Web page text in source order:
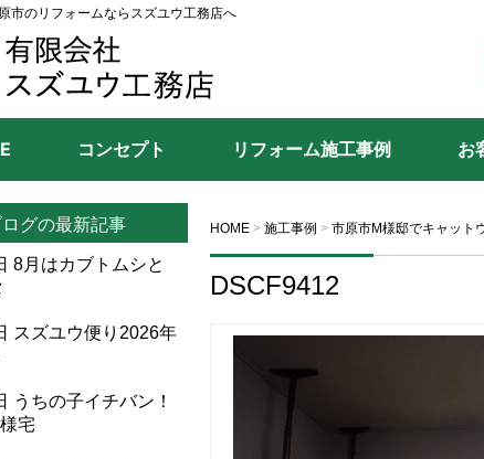
市のリフォームならスズユウ工務店へ
コンセプト リフォーム施工事例 お
HOME > 施工事例 > 市原市M様邸でキャット
DSCF9412
ログの最新記事
8月はカブトムシと
スズユウ便り2026年
うちの子イチバン！
宅